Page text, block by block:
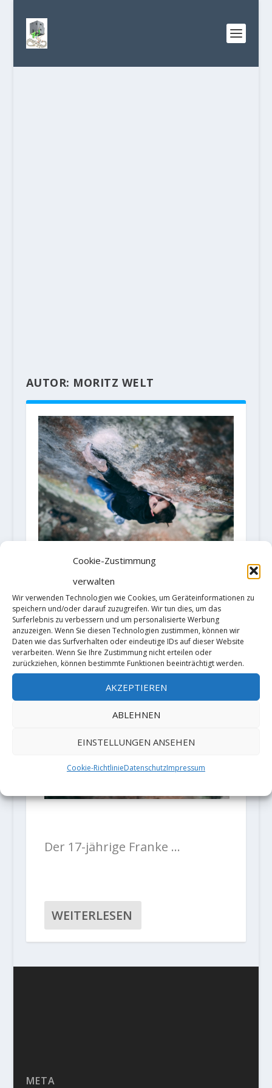
Cookie-Zustimmung
verwalten
Wir verwenden Technologien wie Cookies, um Geräteinformationen zu
speichern und/oder darauf zuzugreifen. Wir tun dies, um das
Surferlebnis zu verbessern und um personalisierte Werbung
anzuzeigen. Wenn Sie diesen Technologien zustimmen, können wir
Daten wie das Surfverhalten oder eindeutige IDs auf dieser Website
verarbeiten. Wenn Sie Ihre Zustimmung nicht erteilen oder
zurückziehen, können bestimmte Funktionen beeinträchtigt werden.
AKZEPTIEREN
ABLEHNEN
EINSTELLUNGEN ANSEHEN
Cookie-RichtlinieDatenschutzImpressum
AUTOR: MORITZ WELT
MORITZ WELT KLETTERT
EXTREMKLASSIKER „SHANGRI-
FRANKENJURA
Gepostet vonMoritz Welt |Apr. 21, 2019|
Sportklettern|
Der 17-jährige Franke …
WEITERLESEN
META